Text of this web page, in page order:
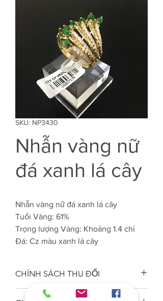
SKU: NP3430
Nhẫn vàng nữ
đá xanh lá cây
Nhẫn vàng nữ đá xanh lá cây
Tuổi Vàng: 61%
Trọng lượng Vàng: Khoảng 1.4 chỉ
Đá: Cz màu xanh lá cây
CHÍNH SÁCH THU ĐỔI
Công ty VJC 610 đảm bảo chất